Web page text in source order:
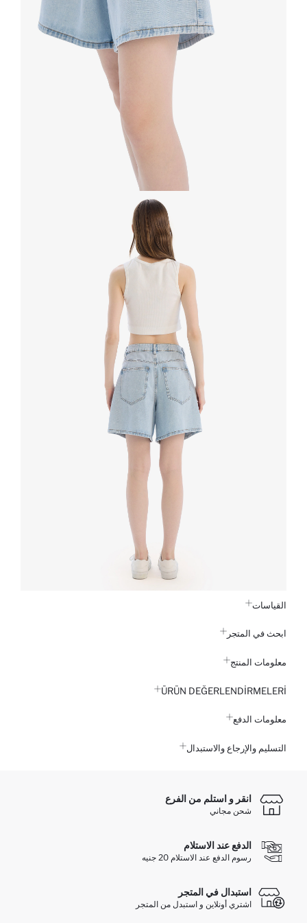
القياسات
ابحث في المتجر
معلومات المنتج
ÜRÜN DEĞERLENDİRMELERİ
معلومات الدفع
التسليم والإرجاع والاستبدال
انقر و استلم من الفرع
شحن مجاني
الدفع عند الاستلام
رسوم الدفع عند الاستلام 20 جنيه
استبدال في المتجر
اشتري أونلاين و استبدل من المتجر